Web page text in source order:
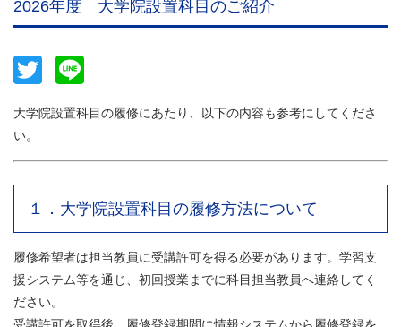
2026年度 大学院設置科目のご紹介
Twitter
大学院設置科目の履修にあたり、以下の内容も参考にしてくださ
い。
１．大学院設置科目の履修方法について
履修希望者は担当教員に受講許可を得る必要があります。学習支
援システム等を通じ、初回授業までに科目担当教員へ連絡してく
ださい。